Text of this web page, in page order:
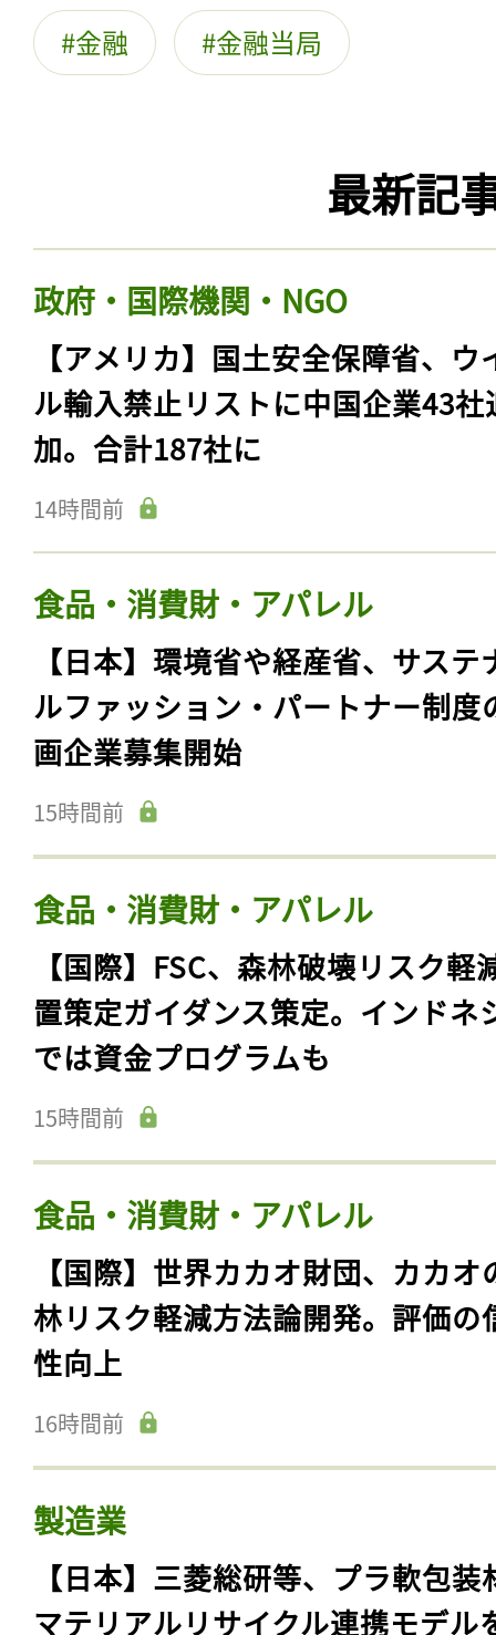
金融 金融当局
最新記
政府・国際機関・NGO
【アメリカ】国土安全保障省、ウ
ル輸入禁止リストに中国企業43社
加。合計187社に
14時間前
食品・消費財・アパレル
【日本】環境省や経産省、サステ
ルファッション・パートナー制度
画企業募集開始
15時間前
食品・消費財・アパレル
【国際】FSC、森林破壊リスク軽
置策定ガイダンス策定。インドネ
では資金プログラムも
15時間前
食品・消費財・アパレル
【国際】世界カカオ財団、カカオ
林リスク軽減方法論開発。評価の
性向上
16時間前
製造業
【日本】三菱総研等、プラ軟包装
マテリアルリサイクル連携モデル